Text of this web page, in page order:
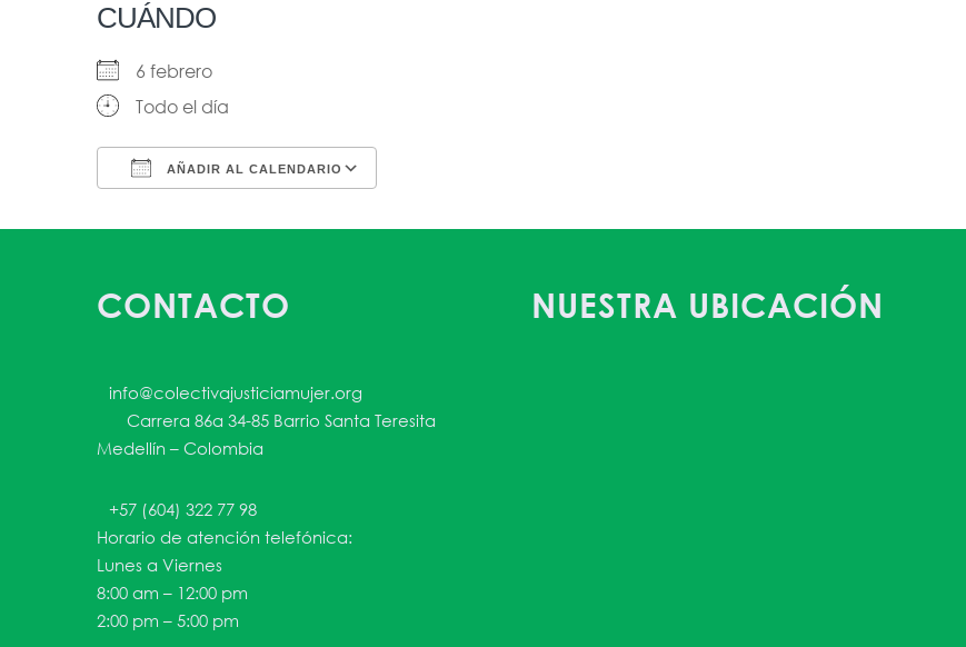
CUÁNDO
6 febrero
Todo el día
AÑADIR AL CALENDARIO
CONTACTO
info@colectivajusticiamujer.org
Carrera 86a 34-85 Barrio Santa Teresita
Medellín – Colombia
+57 (604) 322 77 98
Horario de atención telefónica:
Lunes a Viernes
8:00 am – 12:00 pm
2:00 pm – 5:00 pm
NUESTRA UBICACIÓN